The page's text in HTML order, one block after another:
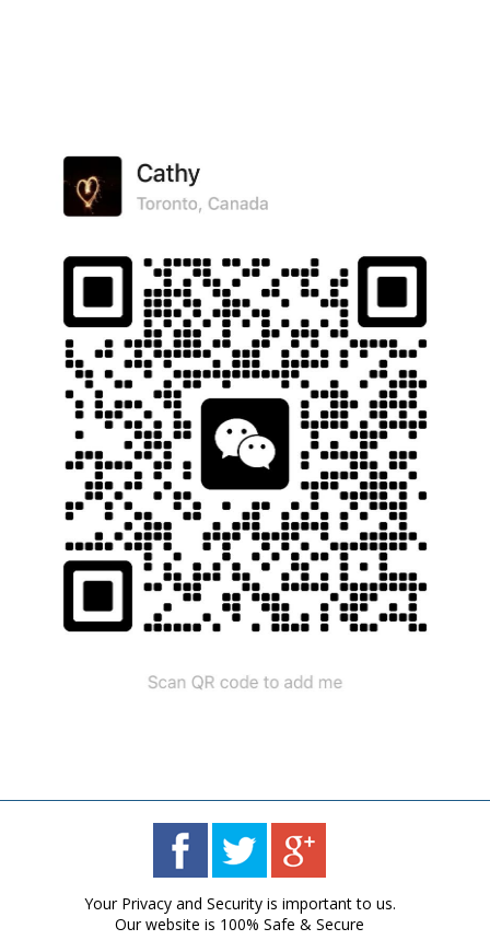
Your Privacy and Security is important to us.
Our website is 100% Safe & Secure